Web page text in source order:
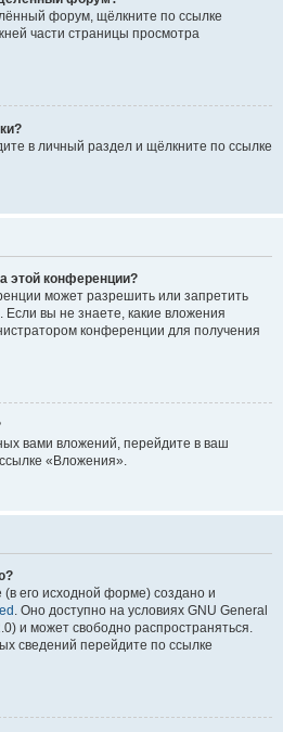
форум, щёлкните по ссылке
части страницы просмотра
в личный раздел и щёлкните по ссылке
этой конференции?
может разрешить или запретить
вы не знаете, какие вложения
конференции для получения
вами вложений, перейдите в ваш
«Вложения».
его исходной форме) создано и
. Оно доступно на условиях GNU General
и может свободно распространяться.
сведений перейдите по ссылке